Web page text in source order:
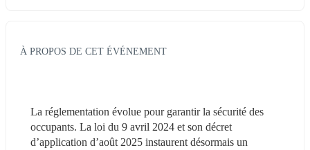
À PROPOS DE CET ÉVÉNEMENT
La réglementation évolue pour garantir la sécurité des
occupants. La loi du 9 avril 2024 et son décret